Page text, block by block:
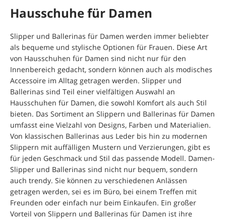
Hausschuhe für Damen
Slipper und Ballerinas für Damen werden immer beliebter
als bequeme und stylische Optionen für Frauen. Diese Art
von Hausschuhen für Damen sind nicht nur für den
Innenbereich gedacht, sondern können auch als modisches
Accessoire im Alltag getragen werden. Slipper und
Ballerinas sind Teil einer vielfältigen Auswahl an
Hausschuhen für Damen, die sowohl Komfort als auch Stil
bieten. Das Sortiment an Slippern und Ballerinas für Damen
umfasst eine Vielzahl von Designs, Farben und Materialien.
Von klassischen Ballerinas aus Leder bis hin zu modernen
Slippern mit auffälligen Mustern und Verzierungen, gibt es
für jeden Geschmack und Stil das passende Modell. Damen-
Slipper und Ballerinas sind nicht nur bequem, sondern
auch trendy. Sie können zu verschiedenen Anlässen
getragen werden, sei es im Büro, bei einem Treffen mit
Freunden oder einfach nur beim Einkaufen. Ein großer
Vorteil von Slippern und Ballerinas für Damen ist ihre